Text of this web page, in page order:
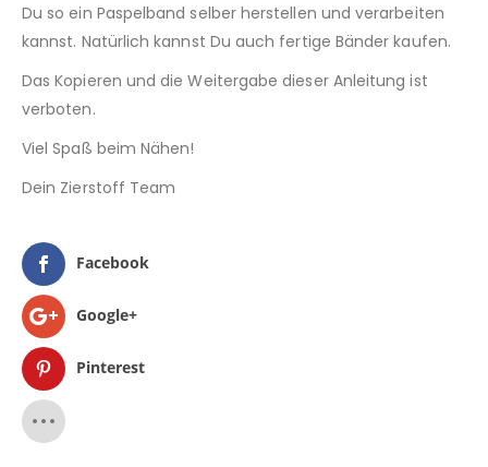
Du so ein Paspelband selber herstellen und verarbeiten
kannst. Natürlich kannst Du auch fertige Bänder kaufen.
Das Kopieren und die Weitergabe dieser Anleitung ist
verboten.
Viel Spaß beim Nähen!
Dein Zierstoff Team
Facebook
Google+
Pinterest